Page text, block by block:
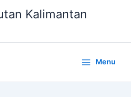
Kalimantan
Menu